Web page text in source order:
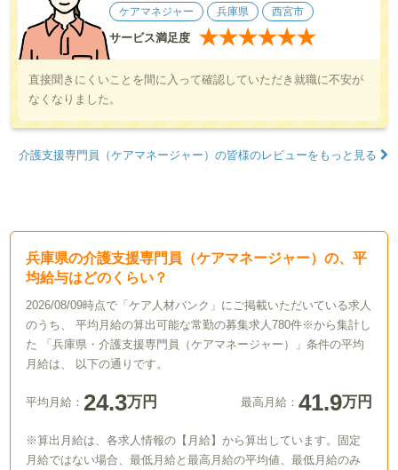
ケアマネジャー 兵庫県 西宮市
サービス満足度 ★★★★★★
直接聞きにくいことを間に入って確認していただき就職に不安が
なくなりました。
介護支援専門員（ケアマネージャー）の皆様のレビューをもっと見る
兵庫県の介護支援専門員（ケアマネージャー）の、平
均給与はどのくらい？
2026/08/09時点で「ケア人材バンク」にご掲載いただいている求人
のうち、 平均月給の算出可能な常勤の募集求人780件※から集計し
た 「兵庫県・介護支援専門員（ケアマネージャー）」条件の平均
月給は、 以下の通りです。
平均月給： 24.3万円 最高月給： 41.9万円
※算出月給は、各求人情報の【月給】から算出しています。固定
月給ではない場合、最低月給と最高月給の平均値、最低月給のみ